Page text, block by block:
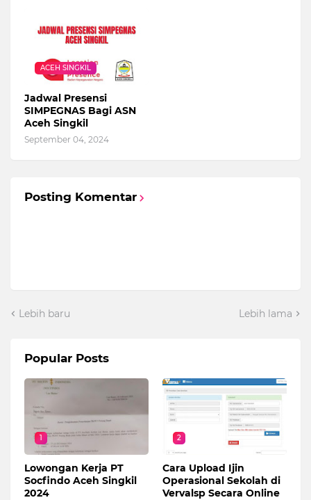
ACEH SINGKIL
Jadwal Presensi
SIMPEGNAS Bagi ASN
Aceh Singkil
September 04, 2024
Posting Komentar
Lebih baru Lebih lama
Popular Posts
1
Lowongan Kerja PT
Socfindo Aceh Singkil
2024
2
Cara Upload Ijin
Operasional Sekolah di
Vervalsp Secara Online